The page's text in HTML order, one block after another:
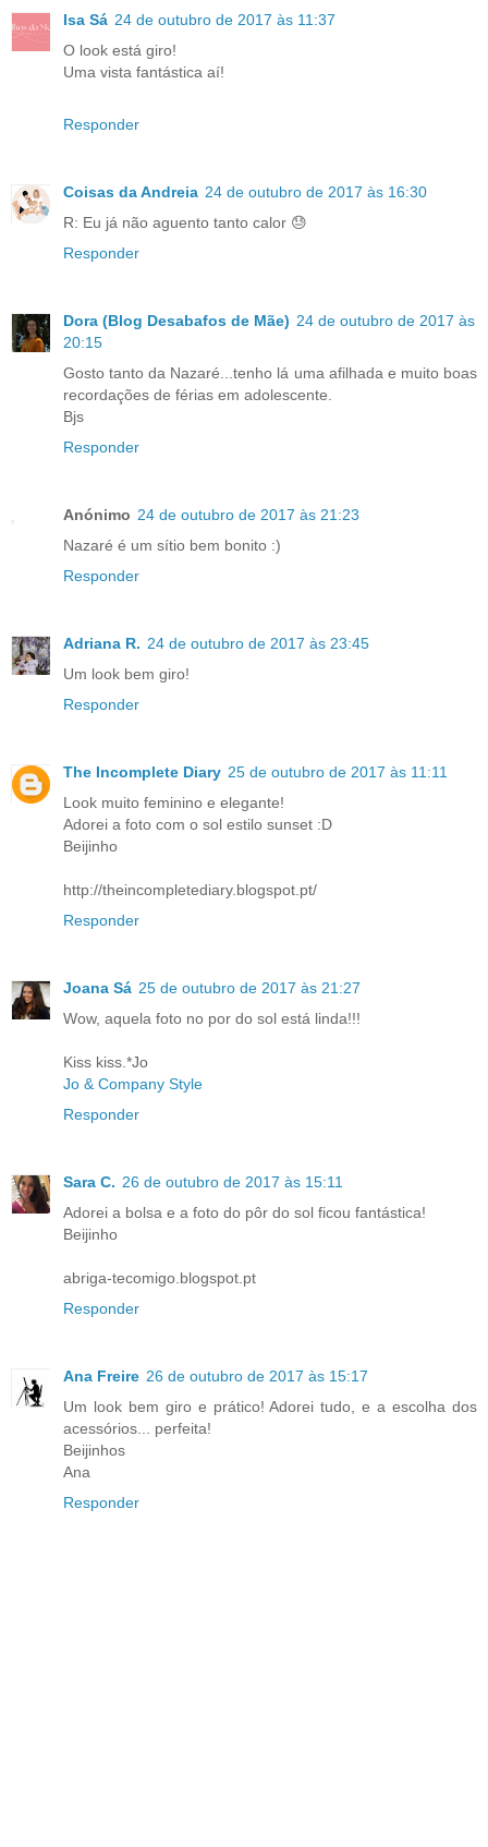
Isa Sá 24 de outubro de 2017 às 11:37
O look está giro!
Uma vista fantástica aí!
Responder
Coisas da Andreia 24 de outubro de 2017 às 16:30
R: Eu já não aguento tanto calor 😓
Responder
Dora (Blog Desabafos de Mãe) 24 de outubro de 2017 às
20:15
Gosto tanto da Nazaré...tenho lá uma afilhada e muito boas
recordações de férias em adolescente.
Bjs
Responder
Anónimo 24 de outubro de 2017 às 21:23
Nazaré é um sítio bem bonito :)
Responder
Adriana R. 24 de outubro de 2017 às 23:45
Um look bem giro!
Responder
The Incomplete Diary 25 de outubro de 2017 às 11:11
Look muito feminino e elegante!
Adorei a foto com o sol estilo sunset :D
Beijinho
http://theincompletediary.blogspot.pt/
Responder
Joana Sá 25 de outubro de 2017 às 21:27
Wow, aquela foto no por do sol está linda!!!
Kiss kiss.*Jo
Jo & Company Style
Responder
Sara C. 26 de outubro de 2017 às 15:11
Adorei a bolsa e a foto do pôr do sol ficou fantástica!
Beijinho
abriga-tecomigo.blogspot.pt
Responder
Ana Freire 26 de outubro de 2017 às 15:17
Um look bem giro e prático! Adorei tudo, e a escolha dos
acessórios... perfeita!
Beijinhos
Ana
Responder